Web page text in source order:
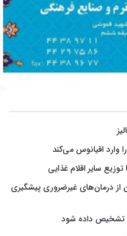
اقیانوس می‌کند
سایر اقلام غذایی
درمان‌های غیرضروری پیشگیری
تشخیص داده شود